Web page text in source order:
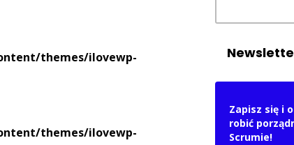
themes/ilovewp-
themes/ilovewp-
Zapisz się i
robić
Scrumie!